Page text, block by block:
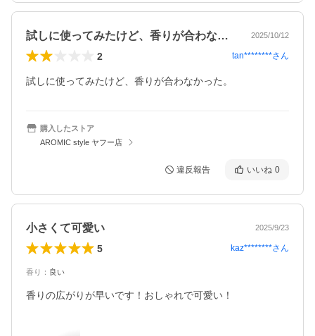
試しに使ってみたけど、香りが合わなかっ… 2025/10/12
2 tan********さん
試しに使ってみたけど、香りが合わなかった。
購入したストア
AROMIC style ヤフー店
違反報告 いいね 0
小さくて可愛い 2025/9/23
5 kaz********さん
香り ： 良い
香りの広がりが早いです！おしゃれで可愛い！